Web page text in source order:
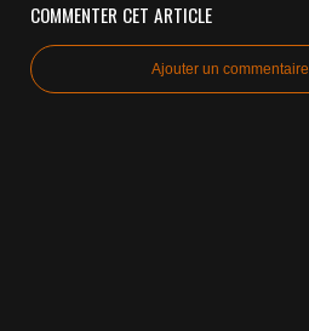
COMMENTER CET ARTICLE
Ajouter un commentaire